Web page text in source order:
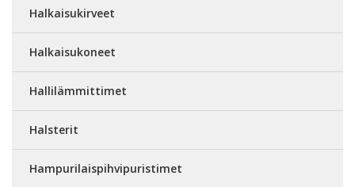
Halkaisukirveet
Halkaisukoneet
Hallilämmittimet
Halsterit
Hampurilaispihvipuristimet